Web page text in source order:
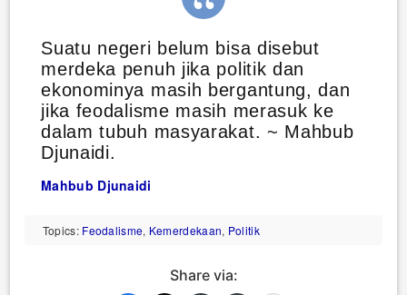
Suatu negeri belum bisa disebut
merdeka penuh jika politik dan
ekonominya masih bergantung, dan
jika feodalisme masih merasuk ke
dalam tubuh masyarakat. ~ Mahbub
Djunaidi.
Mahbub Djunaidi
Topics: Feodalisme, Kemerdekaan, Politik
Share via: